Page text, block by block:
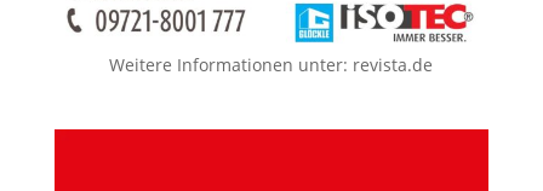
Weitere Informationen unter: revista.de